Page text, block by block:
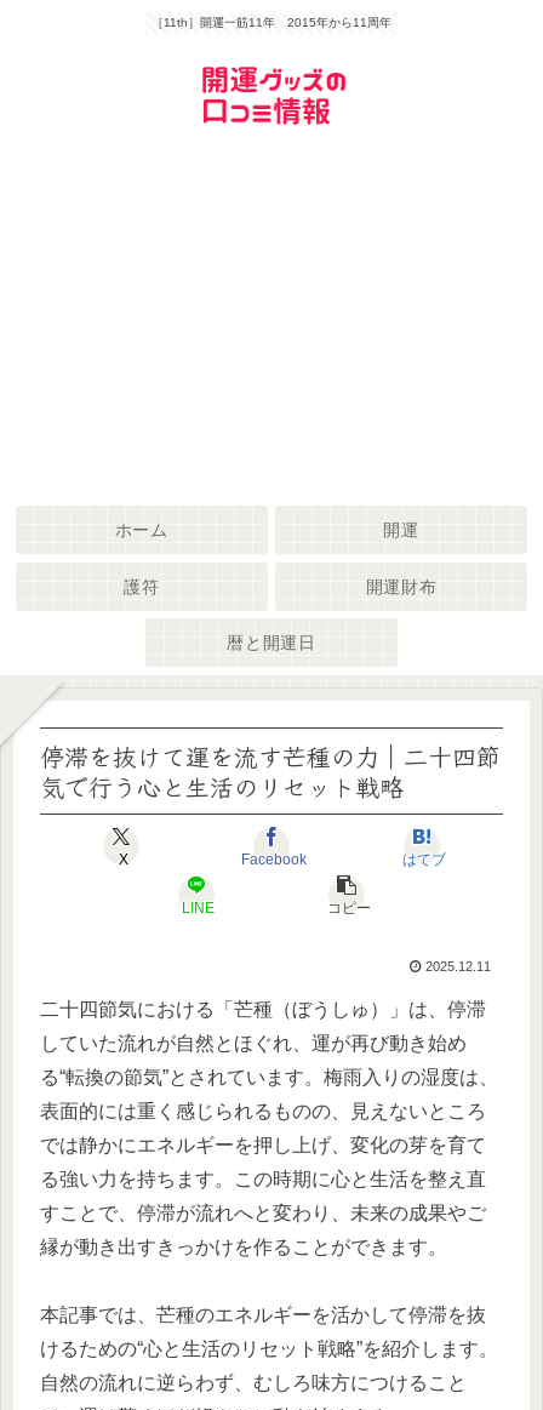
［11th］開運一筋11年 2015年から11周年
ホーム 開運
護符 開運財布
暦と開運日
停滞を抜けて運を流す芒種の力｜二十四節
気で行う心と生活のリセット戦略
X Facebook はてブ
LINE コピー
2025.12.11
二十四節気における「芒種（ぼうしゅ）」は、停滞
していた流れが自然とほぐれ、運が再び動き始め
る“転換の節気”とされています。梅雨入りの湿度は、
表面的には重く感じられるものの、見えないところ
では静かにエネルギーを押し上げ、変化の芽を育て
る強い力を持ちます。この時期に心と生活を整え直
すことで、停滞が流れへと変わり、未来の成果やご
縁が動き出すきっかけを作ることができます。
本記事では、芒種のエネルギーを活かして停滞を抜
けるための“心と生活のリセット戦略”を紹介します。
自然の流れに逆らわず、むしろ味方につけること